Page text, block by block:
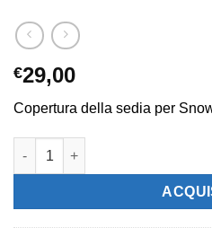
€29,00
Copertura della sedia per
Coprisedile pull-on con